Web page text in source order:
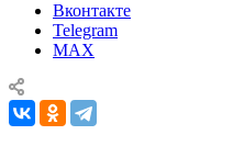
Вконтакте
Telegram
MAX